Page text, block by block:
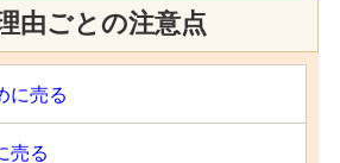
由ごとの注意点
に売る
売る